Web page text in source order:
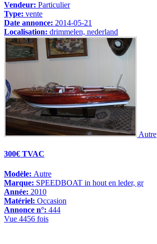
Vendeur: Particulier
Type: vente
Date annonce: 2014-05-21
Localisation: drimmelen, nederland
Autre
300€ TVAC
Modèle: Autre
Marque: SPEEDBOAT in hout en leder, gr
Année: 2010
Matériel: Occasion
Annonce n°: 444
Vue 4456 fois